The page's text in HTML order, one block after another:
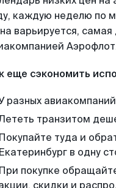
каждую неделю по
варьируется,
еще сэкономить
разных
транзитом
Покупайте туда и
Екатеринбург в одну
При покупке
скидки и